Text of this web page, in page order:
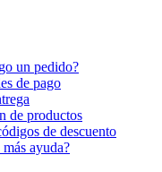
un pedido?
de pago
de productos
de descuento
más ayuda?